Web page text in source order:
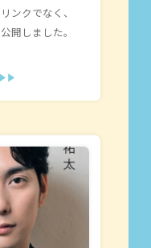
ンクでなく、
開しました。